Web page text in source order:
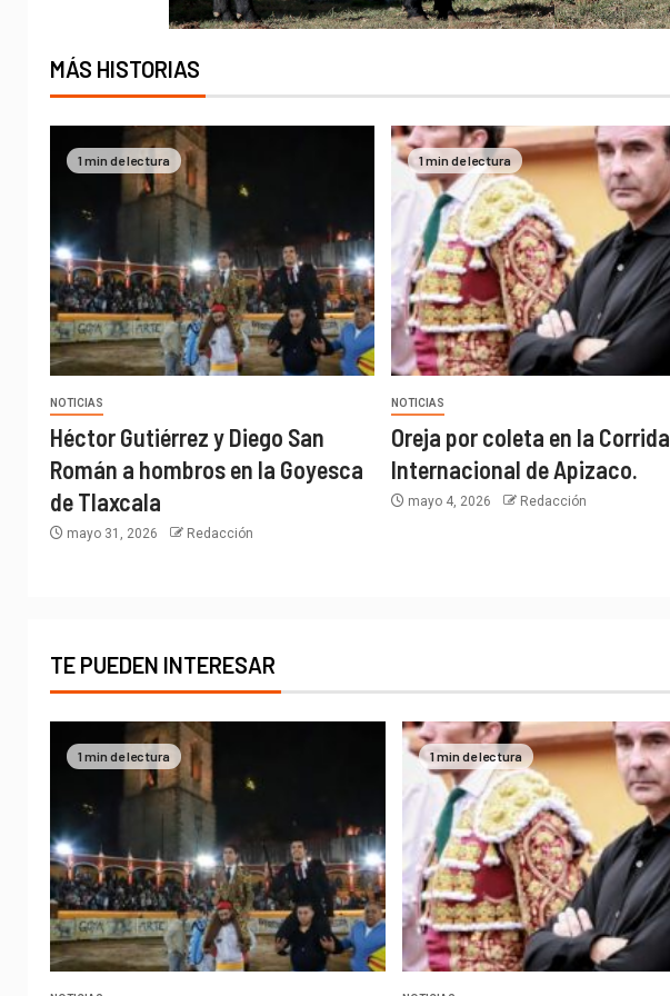
MÁS HISTORIAS
1 min de lectura
NOTICIAS
Héctor Gutiérrez y Diego San
Román a hombros en la Goyesca
de Tlaxcala
mayo 31, 2026 Redacción
1 min de lectura
NOTICIAS
Oreja por coleta en la Corrida
Internacional de Apizaco.
mayo 4, 2026 Redacción
TE PUEDEN INTERESAR
1 min de lectura 1 min de lectura